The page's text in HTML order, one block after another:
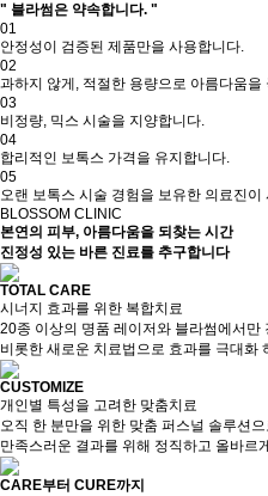
" 블라썸은 약속합니다. "
01
안정성이 검증된 제품만을 사용합니다.
02
과하지 않게, 적절한 용량으로 아름다움을
03
비정량, 믹스 시술을 지양합니다.
04
합리적인 보톡스 가격을 유지합니다.
05
오랜 보톡스 시술 경험을 보유한 의료진이
BLOSSOM CLINIC
본연의 피부, 아름다움을 되찾는 시간
진정성 있는 바른 진료를 추구합니다
TOTAL CARE
시너지 효과를 위한 복합치료
20종 이상의 명품 레이저와 블라썸에서만
비롯한 새로운 치료법으로 효과를 극대화
CUSTOMIZE
개인별 특성을 고려한 맞춤치료
오직 한 분만을 위한 맞춤 퍼스널 솔루션
만족스러운 결과를 위해 정직하고 올바르
CARE부터 CURE까지